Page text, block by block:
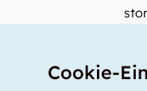
Mehr über
Cookie-